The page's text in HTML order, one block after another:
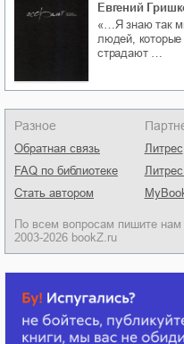
Евгений
«…Я знаю так
людей, которые
страдают …
Разное
Обратная связь
FAQ по библиотеке
Стать автором
Литрес
По всем вопросам пишите нам
2003-2026 bookZ.ru